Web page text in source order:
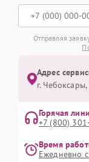
Отправляя
Адрес
г.
Горячая
+7 (800)
Время
Ежедневно